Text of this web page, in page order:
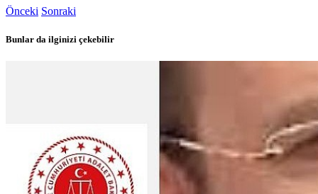
Önceki Sonraki
Bunlar da ilginizi çekebilir